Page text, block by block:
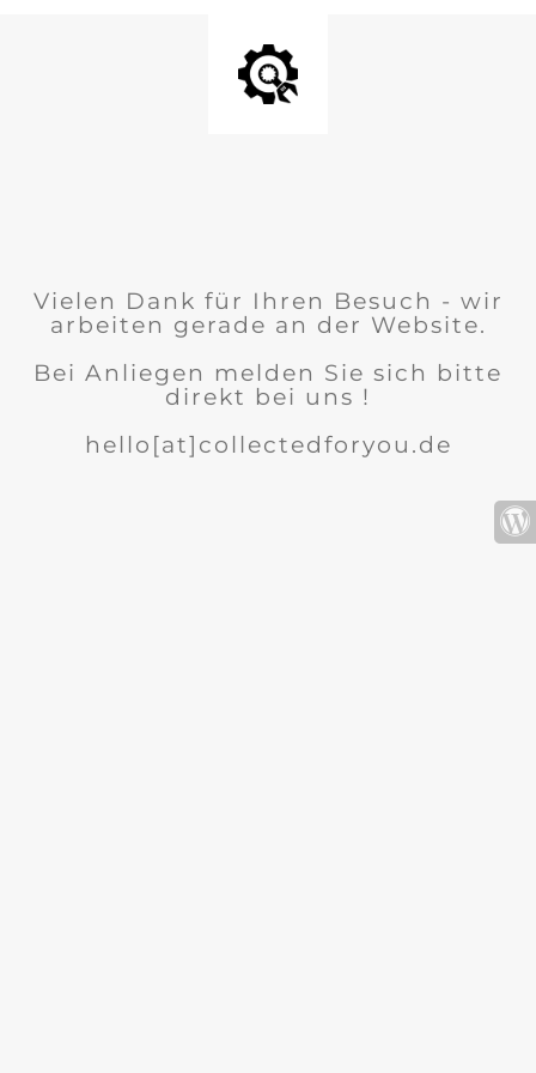
Vielen Dank für Ihren Besuch - wir
arbeiten gerade an der Website.
Bei Anliegen melden Sie sich bitte
direkt bei uns !
hello[at]collectedforyou.de